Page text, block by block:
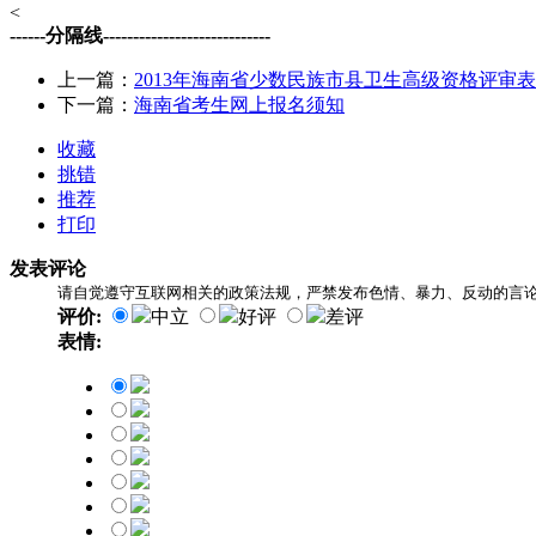
<
------分隔线----------------------------
上一篇： 2013年海南省少数民族市县卫生高级资格评审
下一篇： 海南省考生网上报名须知
收藏
挑错
推荐
打印
发表评论
请自觉遵守互联网相关的政策法规，严禁发布色情、暴力、反动的言论
评价: 中立 好评
差评
表情: